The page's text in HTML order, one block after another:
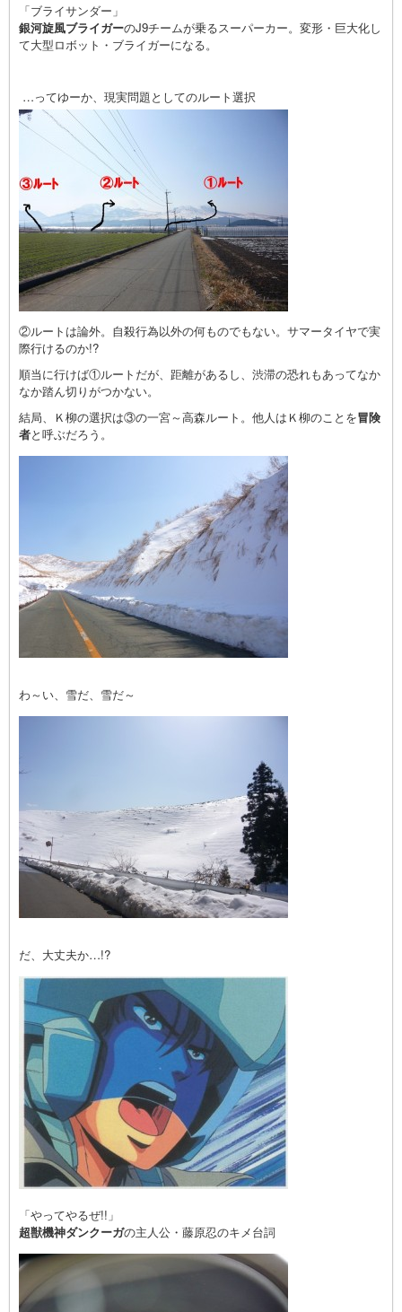
「ブライサンダー」
銀河旋風ブライガーのJ9チームが乗るスーパーカー。変形・巨大化し
て大型ロボット・ブライガーになる。
…ってゆーか、現実問題としてのルート選択
②ルートは論外。自殺行為以外の何ものでもない。サマータイヤで実
際行けるのか!?
順当に行けば①ルートだが、距離があるし、渋滞の恐れもあってなか
なか踏ん切りがつかない。
結局、Ｋ柳の選択は③の一宮～高森ルート。他人はＫ柳のことを冒険
者と呼ぶだろう。
わ～い、雪だ、雪だ～
だ、大丈夫か…!?
「やってやるぜ!!」
超獣機神ダンクーガの主人公・藤原忍のキメ台詞